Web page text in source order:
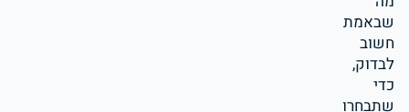
שבאמת
חשוב
לבדוק,
כדי
שתבחרו